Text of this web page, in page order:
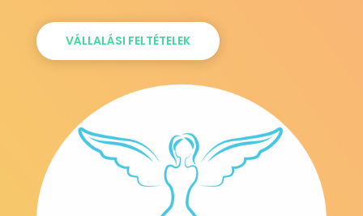
VÁLLALÁSI FELTÉTELEK